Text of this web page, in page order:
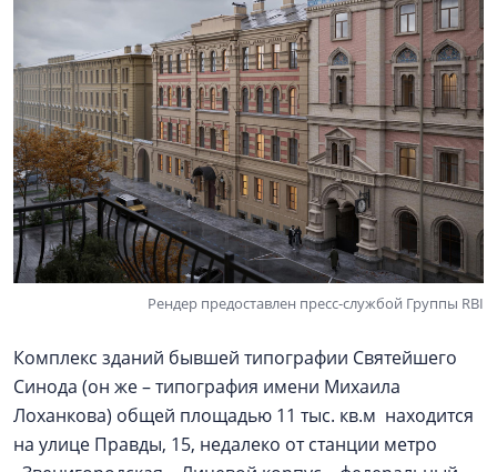
Рендер предоставлен пресс-службой Группы RBI
Комплекс зданий бывшей типографии Святейшего
Синода (он же – типография имени Михаила
Лоханкова) общей площадью 11 тыс. кв.м находится
на улице Правды, 15, недалеко от станции метро